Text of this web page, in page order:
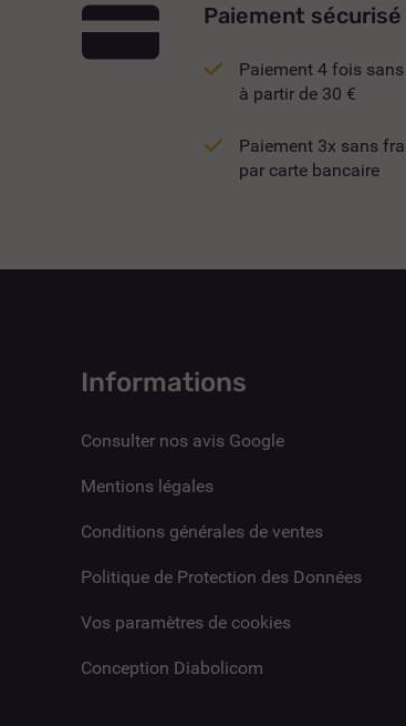
Paiement sécurisé
Paiement 4 fois
à partir de 30 €
Paiement 3x sans
par carte bancaire
Informations
Consulter nos avis Google
Mentions légales
Conditions générales de ventes
Politique de Protection des Données
Vos paramètres de cookies
Conception Diabolicom